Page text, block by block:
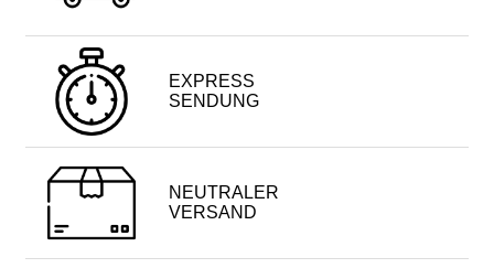
EXPRESS
SENDUNG
NEUTRALER
VERSAND